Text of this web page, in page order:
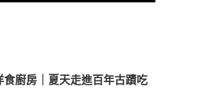
食廚房｜夏天走進百年古蹟吃